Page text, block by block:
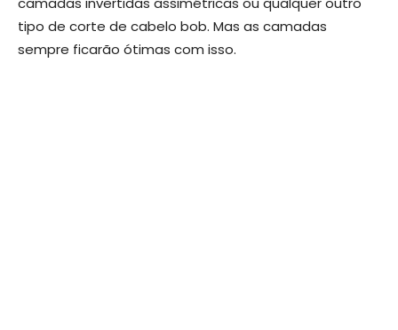
tipo de corte de cabelo bob. Mas as camadas
sempre ficarão ótimas com isso.